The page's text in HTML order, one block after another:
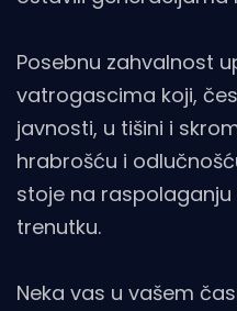
Posebnu zahvalnost
vatrogascima koji,
javnosti, u tišini i
hrabrošću i
stoje na
trenutku.
Neka vas u vašem